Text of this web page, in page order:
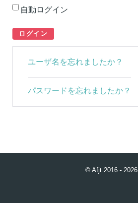
自動ログイン
ログイン
ユーザ名を忘れましたか？
パスワードを忘れましたか？
© Afjt 2016 - 2026